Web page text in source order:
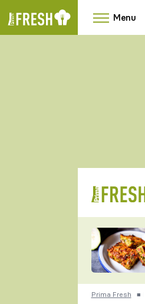
Menu
RYCHLOVKY
Prima Fresh ■